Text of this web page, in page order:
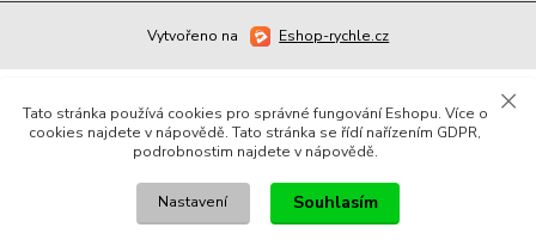
Vytvořeno na Eshop-rychle.cz
Tato stránka používá cookies pro správné fungování Eshopu. Více o
cookies najdete v nápovědě. Tato stránka se řídí nařízením GDPR,
podrobnostim najdete v nápovědě.
Nastavení Souhlasím